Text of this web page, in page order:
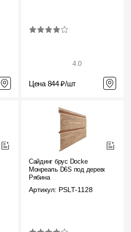
4.0
Цена 844 ₽/шт
Сайдинг брус Docke
Монреаль D6S под дерево
Рябина
Артикул: PSLT-1128